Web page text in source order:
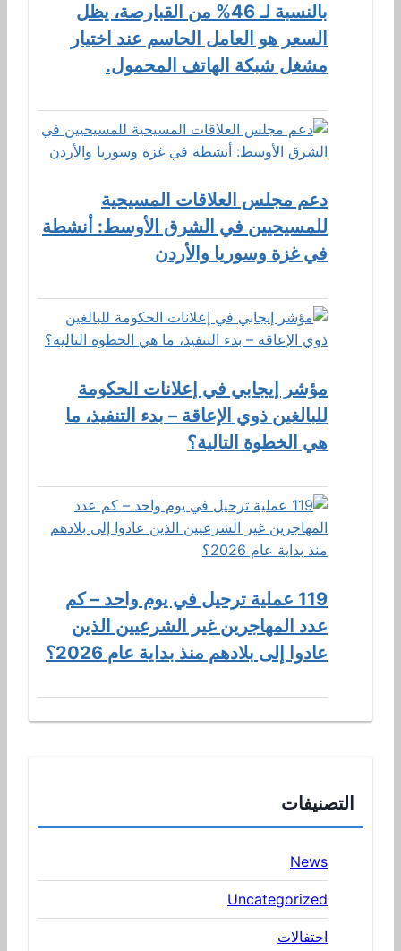
بالنسبة لـ 46% من القبارصة، يظل
السعر هو العامل الحاسم عند اختيار
مشغل شبكة الهاتف المحمول.
دعم مجلس العلاقات المسيحية
للمسيحيين في الشرق الأوسط: أنشطة
في غزة وسوريا والأردن
مؤشر إيجابي في إعلانات الحكومة
للبالغين ذوي الإعاقة – بدء التنفيذ، ما
هي الخطوة التالية؟
119 عملية ترحيل في يوم واحد – كم
عدد المهاجرين غير الشرعيين الذين
عادوا إلى بلادهم منذ بداية عام 2026؟
التصنيفات
News
Uncategorized
احتفالات